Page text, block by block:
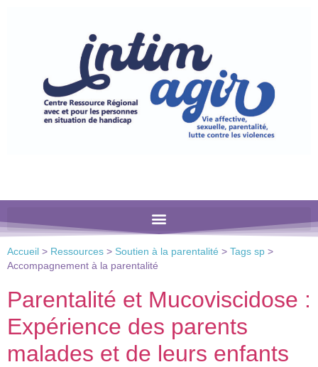
comprend
Accueil > Ressources > Soutien à la parentalité > Tags sp >
Accompagnement à la parentalité
Parentalité et Mucoviscidose :
Expérience des parents
malades et de leurs enfants